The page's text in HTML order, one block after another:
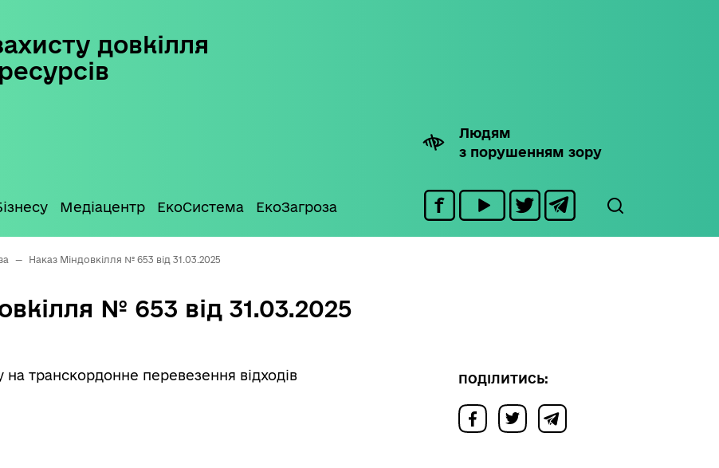
довкілля
Людям
з порушенням зору
Медіацентр ЕкоСистема ЕкоЗагроза
— Наказ Міндовкілля № 653 від 31.03.2025
№ 653 від 31.03.2025
транскордонне перевезення відходів ПОДІЛИТИСЬ: